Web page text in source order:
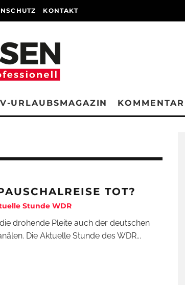
KONTAKT
URLAUBSMAGAZIN
TOT?
Stunde WDR
drohende Pleite auch der deutschen
Die Aktuelle Stunde des WDR...